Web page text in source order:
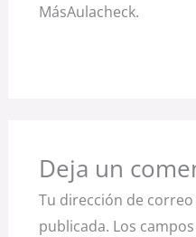
MásAulacheck.
Deja un
Tu dirección de
publicada. Los